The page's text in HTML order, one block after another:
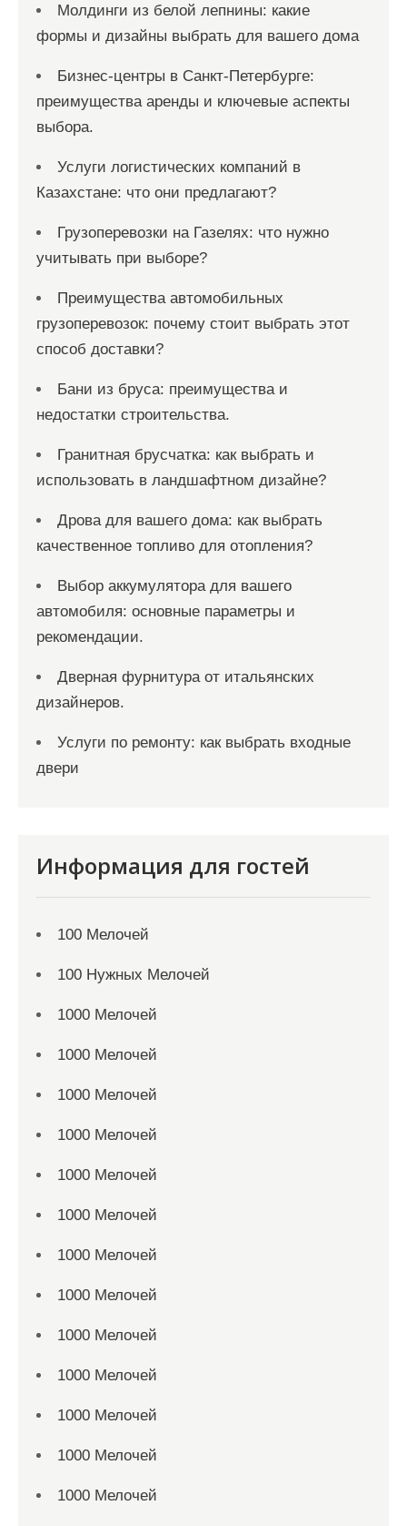
Молдинги из белой лепнины: какие
формы и дизайны выбрать для вашего дома
Бизнес-центры в Санкт-Петербурге:
преимущества аренды и ключевые аспекты
выбора.
Услуги логистических компаний в
Казахстане: что они предлагают?
Грузоперевозки на Газелях: что нужно
учитывать при выборе?
Преимущества автомобильных
грузоперевозок: почему стоит выбрать этот
способ доставки?
Бани из бруса: преимущества и
недостатки строительства.
Гранитная брусчатка: как выбрать и
использовать в ландшафтном дизайне?
Дрова для вашего дома: как выбрать
качественное топливо для отопления?
Выбор аккумулятора для вашего
автомобиля: основные параметры и
рекомендации.
Дверная фурнитура от итальянских
дизайнеров.
Услуги по ремонту: как выбрать входные
двери
Информация для гостей
100 Мелочей
100 Нужных Мелочей
1000 Мелочей
1000 Мелочей
1000 Мелочей
1000 Мелочей
1000 Мелочей
1000 Мелочей
1000 Мелочей
1000 Мелочей
1000 Мелочей
1000 Мелочей
1000 Мелочей
1000 Мелочей
1000 Мелочей